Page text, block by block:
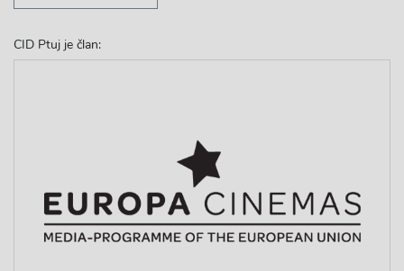
CID Ptuj je član: